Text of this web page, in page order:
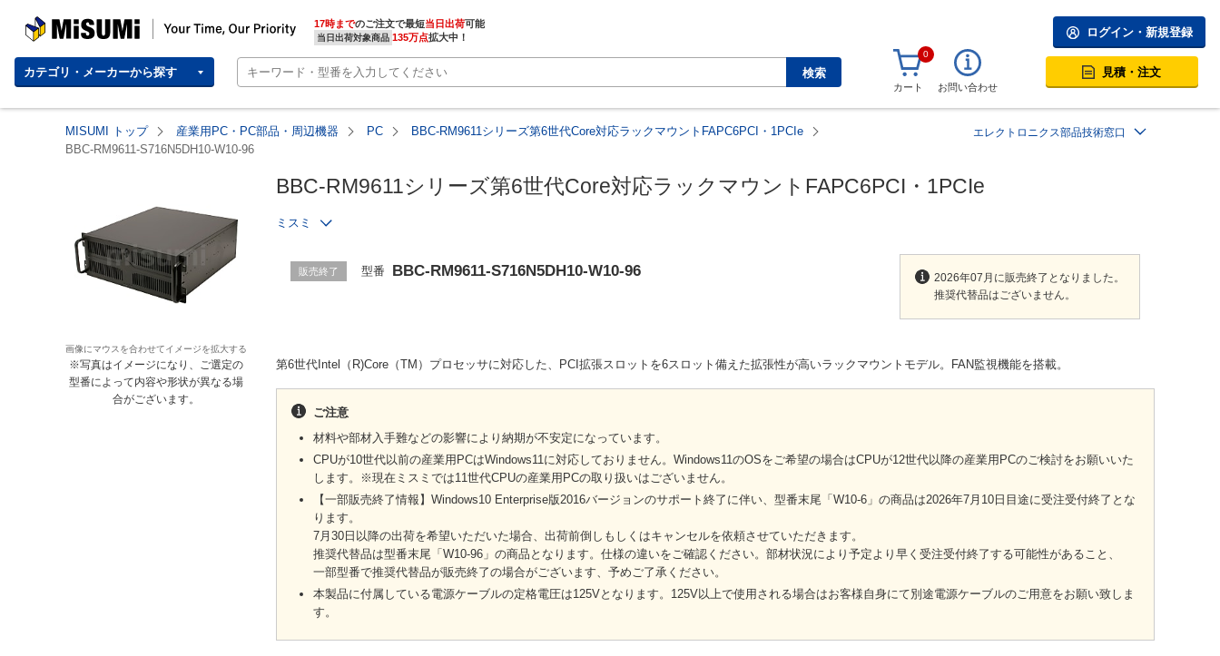
MISUMI | Your Time, Our Priority 17時までのご注文で最短当日出荷
当日出荷対象商品 135万点拡大中！
カテゴリ・メーカーから探す 検索
ログイン・新規登録
0
カート お問い合わせ
見積・注文
MISUMI トップ 産業用PC・PC部品・周辺機器 PC
BBC-RM9611シリーズ第6世代Core対応ラックマウントFAPC6PCI・1PCIe
BBC-RM9611-S716N5DH10-W10-96
エレクトロニクス部品技術窓口
画像にマウスを合わせてイメージを拡大する
※写真はイメージになり、ご選定の
型番によって内容や形状が異なる場
合がございます。
BBC-RM9611シリーズ第6世代Core対応ラックマウントFAPC6PCI・1PCIe
ミスミ
販売終了 型番 BBC-RM9611-S716N5DH10-W10-96
2026年07月に販売終了となりました。
推奨代替品はございません。
第6世代Intel（R)Core（TM）プロセッサに対応した、PCI拡張スロットを6スロット備えた拡張性が高いラックマウントモデル。FAN監視機能を搭載。
ご注意
材料や部材入手難などの影響により納期が不安定になっています。
CPUが10世代以前の産業用PCはWindows11に対応しておりません。Windows11のOSをご希望の場合はCPUが12世代以降の産業用PCのご検討をお願いいた
します。※現在ミスミでは11世代CPUの産業用PCの取り扱いはございません。
【一部販売終了情報】Windows10 Enterprise版2016バージョンのサポート終了に伴い、型番末尾「W10-6」の商品は2026年7月10日目途に受注受付終了とな
ります。
7月30日以降の出荷を希望いただいた場合、出荷前倒しもしくはキャンセルを依頼させていただきます。
推奨代替品は型番末尾「W10-96」の商品となります。仕様の違いをご確認ください。部材状況により予定より早く受注受付終了する可能性があること、
一部型番で推奨代替品が販売終了の場合がございます、予めご了承ください。
本製品に付属している電源ケーブルの定格電圧は125Vとなります。125V以上で使用される場合はお客様自身にて別途電源ケーブルのご用意をお願い致しま
す。